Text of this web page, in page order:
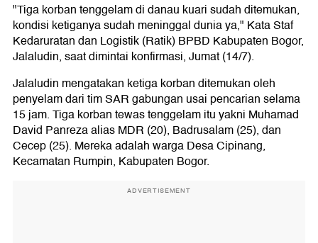
"Tiga korban tenggelam di danau kuari sudah ditemukan,
kondisi ketiganya sudah meninggal dunia ya," Kata Staf
Kedaruratan dan Logistik (Ratik) BPBD Kabupaten Bogor,
Jalaludin, saat dimintai konfirmasi, Jumat (14/7).
Jalaludin mengatakan ketiga korban ditemukan oleh
penyelam dari tim SAR gabungan usai pencarian selama
15 jam. Tiga korban tewas tenggelam itu yakni Muhamad
David Panreza alias MDR (20), Badrusalam (25), dan
Cecep (25). Mereka adalah warga Desa Cipinang,
Kecamatan Rumpin, Kabupaten Bogor.
ADVERTISEMENT